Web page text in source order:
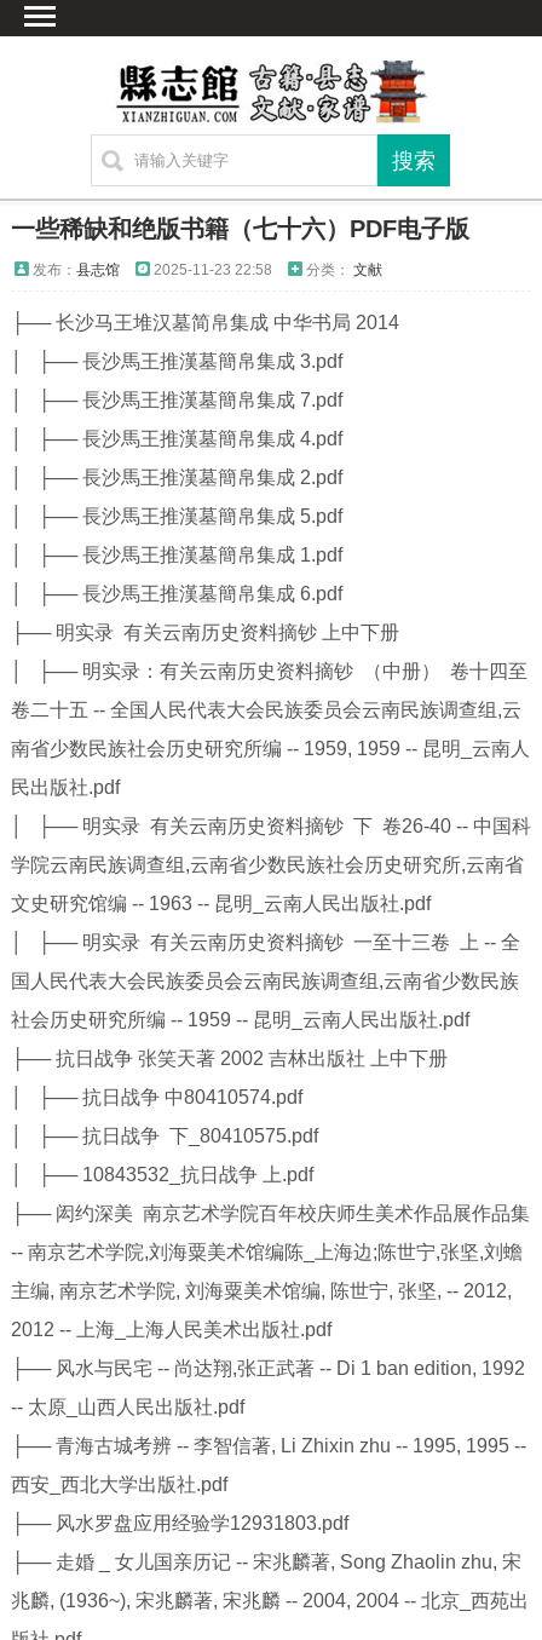
方志
新编方志
联系方式
网站声明
一些稀缺和绝版书籍（七十六）PDF电子版
发布： 县志馆 2025-11-23 22:58 分类： 文献
├── 长沙马王堆汉墓简帛集成 中华书局 2014
│ ├── 長沙馬王推漢墓簡帛集成 3.pdf
│ ├── 長沙馬王推漢墓簡帛集成 7.pdf
│ ├── 長沙馬王推漢墓簡帛集成 4.pdf
│ ├── 長沙馬王推漢墓簡帛集成 2.pdf
│ ├── 長沙馬王推漢墓簡帛集成 5.pdf
│ ├── 長沙馬王推漢墓簡帛集成 1.pdf
│ ├── 長沙馬王推漢墓簡帛集成 6.pdf
├── 明实录 有关云南历史资料摘钞 上中下册
│ ├── 明实录：有关云南历史资料摘钞 （中册） 卷十四至
卷二十五 -- 全国人民代表大会民族委员会云南民族调查组,云
南省少数民族社会历史研究所编 -- 1959, 1959 -- 昆明_云南人
民出版社.pdf
│ ├── 明实录 有关云南历史资料摘钞 下 卷26-40 -- 中国科
学院云南民族调查组,云南省少数民族社会历史研究所,云南省
文史研究馆编 -- 1963 -- 昆明_云南人民出版社.pdf
│ ├── 明实录 有关云南历史资料摘钞 一至十三卷 上 -- 全
国人民代表大会民族委员会云南民族调查组,云南省少数民族
社会历史研究所编 -- 1959 -- 昆明_云南人民出版社.pdf
├── 抗日战争 张笑天著 2002 吉林出版社 上中下册
│ ├── 抗日战争 中80410574.pdf
│ ├── 抗日战争 下_80410575.pdf
│ ├── 10843532_抗日战争 上.pdf
├── 闳约深美 南京艺术学院百年校庆师生美术作品展作品集
-- 南京艺术学院,刘海粟美术馆编陈_上海边;陈世宁,张坚,刘蟾
主编, 南京艺术学院, 刘海粟美术馆编, 陈世宁, 张坚, -- 2012,
2012 -- 上海_上海人民美术出版社.pdf
├── 风水与民宅 -- 尚达翔,张正武著 -- Di 1 ban edition, 1992
-- 太原_山西人民出版社.pdf
├── 青海古城考辨 -- 李智信著, Li Zhixin zhu -- 1995, 1995 --
西安_西北大学出版社.pdf
├── 风水罗盘应用经验学12931803.pdf
├── 走婚 _ 女儿国亲历记 -- 宋兆麟著, Song Zhaolin zhu, 宋
兆麟, (1936~), 宋兆麟著, 宋兆麟 -- 2004, 2004 -- 北京_西苑出